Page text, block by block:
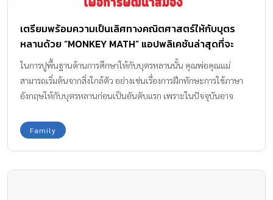
เตรียมพร้อมความเป็นเลิศทางคณิตศาสตร์ให้กับบุตร
หลานด้วย “MONKEY MATH” แอปพลิเคชันล่าสุดที่จะ
ทำให้การเรียนคณิตศาสตร์เป็นเรื่องง่าย
ในการปูพื้นฐานด้านการศึกษาให้กับบุตรหลานนั้น คุณพ่อคุณแม่
สามารถเริ่มต้นจากสิ่งใกล้ตัว อย่างเช่นเรื่องการฝึกทักษะการใช้ภาษา
อังกฤษให้กับบุตรหลานก่อนเป็นอันดับแรก เพราะในปัจจุบันอาจ
เกี่ยวข้อง ดังนั้น การมีทักษะทางภาษาอังกฤษที่แข็งแรงย่อมเป็นข้อได้
เปรียบ
Family